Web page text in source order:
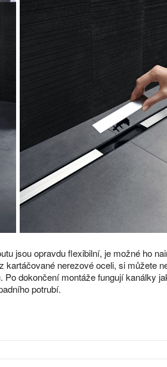
jsou opravdu flexibilní, je možné ho
kartáčované nerezové oceli, si můžete
dokončení montáže fungují kanálky
potrubí.